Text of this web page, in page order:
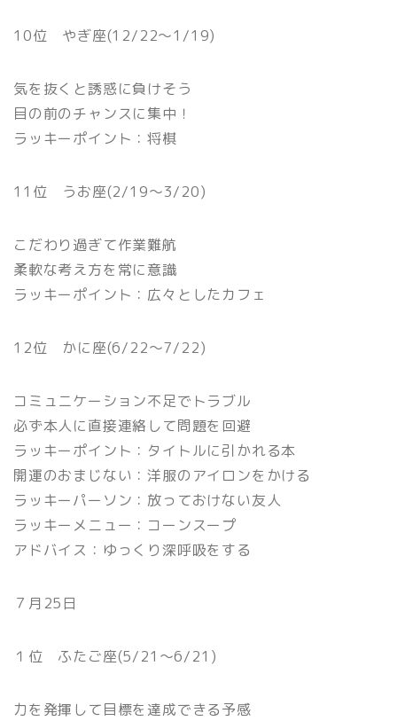
10位 やぎ座(12/22〜1/19)
気を抜くと誘惑に負けそう
目の前のチャンスに集中！
ラッキーポイント：将棋
11位 うお座(2/19〜3/20)
こだわり過ぎて作業難航
柔軟な考え方を常に意識
ラッキーポイント：広々としたカフェ
12位 かに座(6/22〜7/22)
コミュニケーション不足でトラブル
必ず本人に直接連絡して問題を回避
ラッキーポイント：タイトルに引かれる本
開運のおまじない：洋服のアイロンをかける
ラッキーパーソン：放っておけない友人
ラッキーメニュー：コーンスープ
アドバイス：ゆっくり深呼吸をする
７月25日
１位 ふたご座(5/21〜6/21)
力を発揮して目標を達成できる予感